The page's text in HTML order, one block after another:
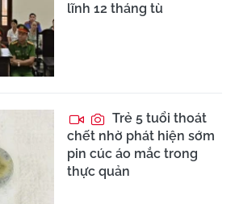
lĩnh 12 tháng tù
Trẻ 5 tuổi thoát
chết nhờ phát hiện sớm
pin cúc áo mắc trong
thực quản